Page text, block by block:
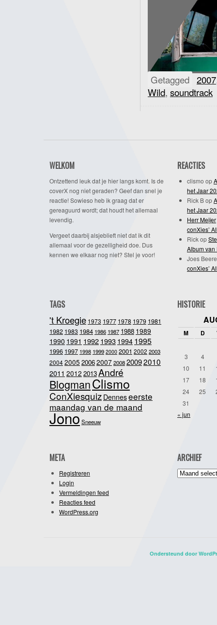
Getagged 2007
Wild, soundtrack
WELKOM
Ontzettend leuk dat je hier langs komt. Is de
coverX nog niet geraden? Geef dan snel je
reactie! Sowieso heb ik graag dat er
gereaguurd wordt; dat houdt het allemaal
levendig.
Vergeet daarbij alsjeblieft niet dat ik dit
allemaal voor de gezelligheid doe. Dus
kennen we elkaar nog niet? Stel je voor!
REACTIES
clismo op
het Jaar
Rick Bop
het Jaar
Herr Meijer
conXies’
Rickop
Album van
Joes
conXies’
TAGS
't Kroegie 1973 1977 1978 1979 1981
1982 1983 1984 1986 1987 1988 1989
1990 1991 19921993 1994 1995
1996 1997 1998 1999 2000 2001 2002 2003
20042005 20062007200820092010
2011 2012 2013André
BlogmanClismo
ConXiesquiz Denneseerste
maandag van de maand
JonoSneeuw
HISTORIE
M D
3
4
10
11
17
18
24
25
31
« jun
META
Registreren
Login
Vermeldingen feed
Reacties feed
WordPress.org
ARCHIEF
Archief
Ondersteund door